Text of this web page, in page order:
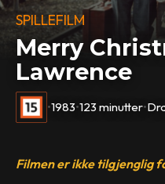
SPILLEFILM
Merry
Lawrence
•1983•123 minutter•
Filmen er ikke tilgjenglig